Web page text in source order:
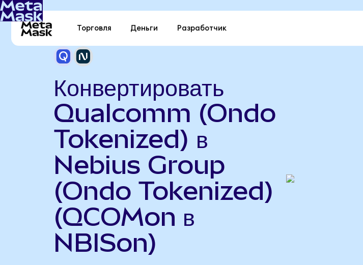
Торговля Деньги Разработчик
Конвертировать
Qualcomm (Ondo
Tokenized) в
Nebius Group
(Ondo Tokenized)
(QCOMon в
NBISon)